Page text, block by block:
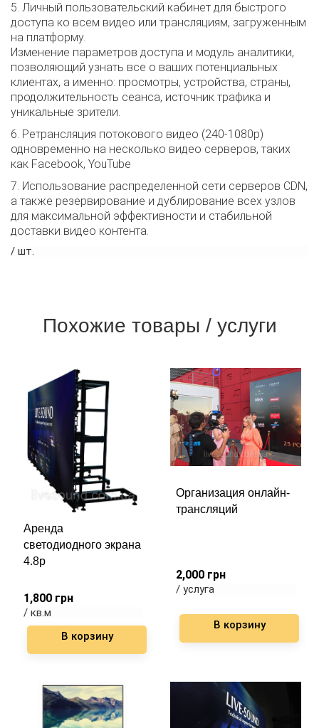
5. Личный пользовательский кабинет для быстрого
доступа ко всем видео или трансляциям, загруженным
на платформу.
Изменение параметров доступа и модуль аналитики,
позволяющий узнать все о ваших потенциальных
клиентах, а именно: просмотры, устройства, страны,
продолжительность сеанса, источник трафика и
уникальные зрители.
6. Ретрансляция потокового видео (240-1080p)
одновременно на несколько видео серверов, таких
как Facebook, YouTube
7. Использование распределенной сети серверов CDN,
а также резервирование и дублирование всех узлов
для максимальной эффективности и стабильной
доставки видео контента.
/ шт.
Похожие товары / услуги
Аренда
светодиодного экрана
4.8p
1,800 грн
/ кв.м
В корзину
Организация онлайн-
трансляций
2,000 грн
/ услуга
В корзину